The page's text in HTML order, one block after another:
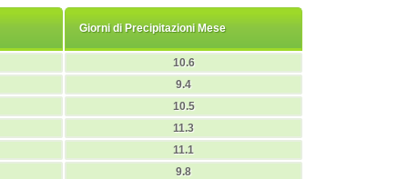
Giorni di Precipitazioni Mese
10.6
9.4
10.5
11.3
11.1
9.8